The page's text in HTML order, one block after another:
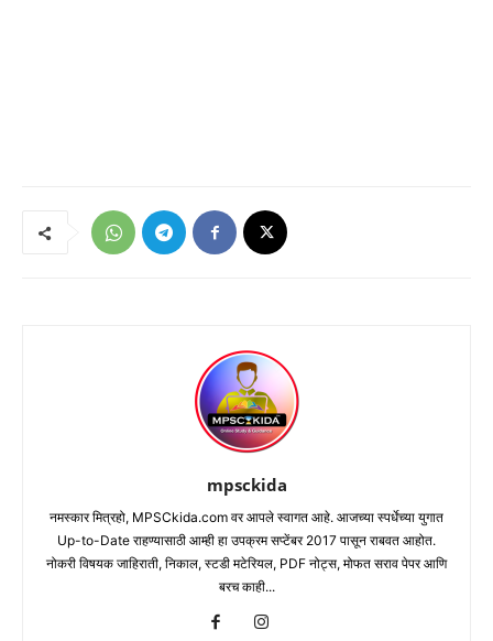
mpsckida
नमस्कार मित्रहो, MPSCkida.com वर आपले स्वागत आहे. आजच्या स्पर्धेच्या युगात
Up-to-Date राहण्यासाठी आम्ही हा उपक्रम सप्टेंबर 2017 पासून राबवत आहोत.
नोकरी विषयक जाहिराती, निकाल, स्टडी मटेरियल, PDF नोट्स, मोफत सराव पेपर आणि
बरच काही...